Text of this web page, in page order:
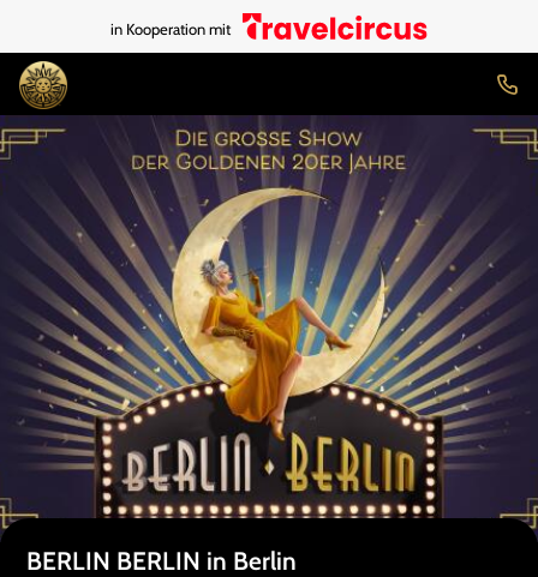
in Kooperation mit
BERLIN BERLIN in Berlin